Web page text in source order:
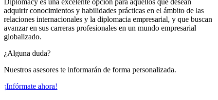
Diplomacy es una excelente opción para aquellos que desean
adquirir conocimientos y habilidades prácticas en el ámbito de las
relaciones internacionales y la diplomacia empresarial, y que buscan
avanzar en sus carreras profesionales en un mundo empresarial
globalizado.
¿Alguna duda?
Nuestros asesores te informarán de forma personalizada.
¡Infórmate ahora!